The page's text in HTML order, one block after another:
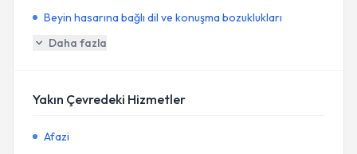
Beyin hasarına bağlı dil ve konuşma bozuklukları
Daha fazla
Yakın Çevredeki Hizmetler
Afazi